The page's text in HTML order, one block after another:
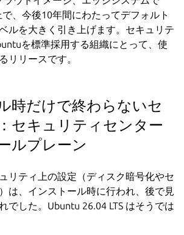
、今後10年間にわたってデフォルト
ルを大きく引き上げます。セキュリテ
を標準採用する組織にとって、使
リリースです。
時だけで終わらないセ
セキュリティセンター
ルプレーン
リティ上の設定（ディスク暗号化やセ
は、インストール時に行われ、後で見
でした。Ubuntu 26.04 LTS はそうでは